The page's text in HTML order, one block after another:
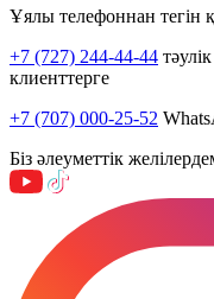
Ұялы телефоннан тегін
+7 (727) 244-44-44
клиенттерге
+7 (707) 000-25-52
Біз әлеуметтік